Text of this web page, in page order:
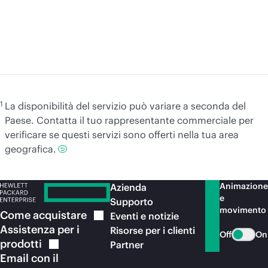
1 La disponibilità del servizio può variare a seconda del
Paese. Contatta il tuo rappresentante commerciale per
verificare se questi servizi sono offerti nella tua area
geografica.
Comeacquistare
Assistenza per i
prodotti
Email con il
Azienda
Supporto
Eventi e notizie
Risorse per i clienti
Partner
Animazione
e
movimento
Off On